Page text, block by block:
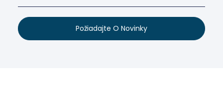
Požiadajte O Novinky